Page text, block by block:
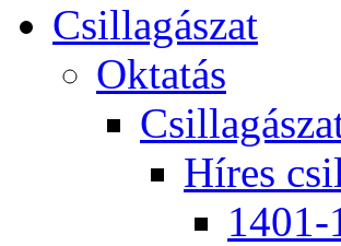
Csil­la­gá­szat
Ok­ta­tás
Hí­res
1401-